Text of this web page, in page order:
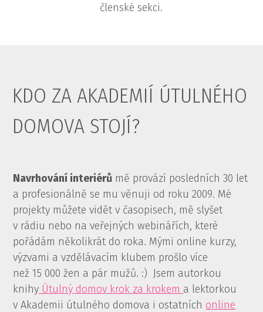
členské sekci.
KDO ZA AKADEMIÍ ÚTULNÉHO
DOMOVA STOJÍ?
Navrhování interiérů mě provází posledních 30 let
a profesionálně se mu věnuji od roku 2009. Mé
projekty můžete vidět v časopisech, mě slyšet
v rádiu nebo na veřejných webinářích, které
pořádám několikrát do roka. Mými online kurzy,
výzvami a vzdělávacím klubem prošlo více
než 15 000 žen a pár mužů. :) Jsem autorkou
knihy Útulný domov krok za krokem a lektorkou
v Akademii útulného domova i ostatních online